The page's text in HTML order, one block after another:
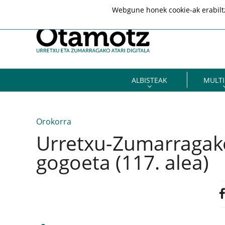
ALBISTEAK
Orokorra
Urretxu-
gogoeta (117. alea)
Webgune honek cookie-ak